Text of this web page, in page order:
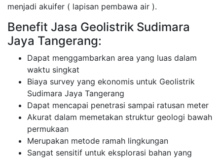
menjadi akuifer ( lapisan pembawa air ).
Benefit Jasa Geolistrik Sudimara
Jaya Tangerang:
Dapat menggambarkan area yang luas dalam
waktu singkat
Biaya survey yang ekonomis untuk Geolistrik
Sudimara Jaya Tangerang
Dapat mencapai penetrasi sampai ratusan meter
Akurat dalam memetakan struktur geologi bawah
permukaan
Merupakan metode ramah lingkungan
Sangat sensitif untuk eksplorasi bahan yang